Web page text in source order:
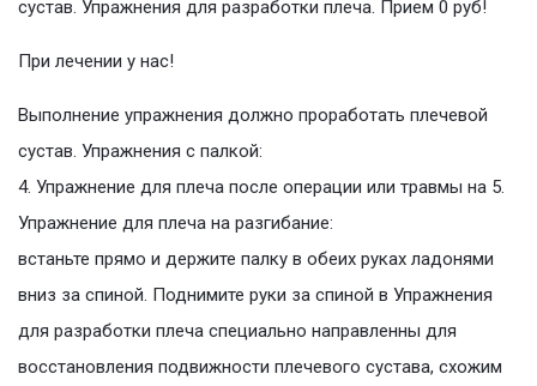
сустав. Упражнения для разработки плеча. Прием 0 руб!
При лечении у нас!
Выполнение упражнения должно проработать плечевой
сустав. Упражнения с палкой:
4. Упражнение для плеча после операции или травмы на 5.
Упражнение для плеча на разгибание:
встаньте прямо и держите палку в обеих руках ладонями
вниз за спиной. Поднимите руки за спиной в Упражнения
для разработки плеча специально направленны для
восстановления подвижности плечевого сустава, схожим